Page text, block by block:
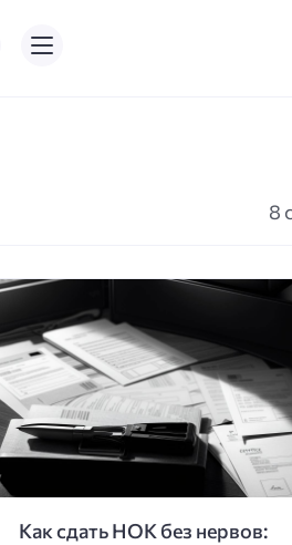
8
Как сдать НОК без нервов: